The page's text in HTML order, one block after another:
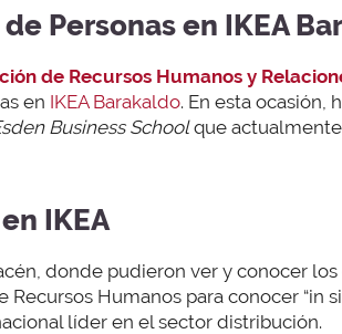
Personas en IKEA
de Recursos Humanos y
en IKEA Barakaldo. En esta ocasión,
Business Schoolque
IKEA
donde pudieron ver y conocer
Humanos para conocer “in
líder en el sector distribución.